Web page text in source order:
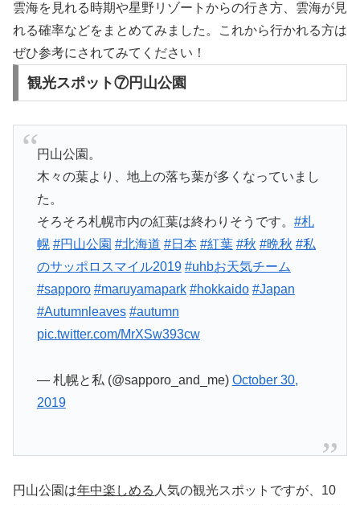
雲海を見れる時期や星野リゾートからの行き方、雲海が見
れる確率などをまとめてみました。これから行かれる方は
ぜひ参考にされてみてください！
観光スポット⑦円山公園
円山公園。
木々の葉より、地上の落ち葉が多くなっていまし
た。
そろそろ札幌市内の紅葉は終わりそうです。 #札
幌 #円山公園 #北海道 #日本 #紅葉 #秋 #晩秋 #私
のサッポロスマイル2019 #uhbお天気チーム
#sapporo #maruyamapark #hokkaido #Japan
#Autumnleaves #autumn
pic.twitter.com/MrXSw393cw
— 札幌と私 (@sapporo_and_me) October 30,
2019
円山公園は年中楽しめる 人気の観光スポットですが、10